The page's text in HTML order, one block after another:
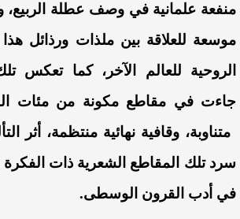
منفعة علمانية في وصف عطلة الربيع،
موسعة للعلاقة بين ملذات ورذائل هذا
الروحية
للعالم الآخر ،كما تعكس
جاءت في مقاطع مكونة من مئات
متناوبة، وقافية نهائية منتظمة، أثر
سرد تلك المقاطع الشعرية ذات الفكرة
في أدب القرون الوسطى.